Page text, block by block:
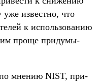
уже извес­тно, что
к исполь­зованию
им про­ще при­думы­
по мне­нию NIST, при­